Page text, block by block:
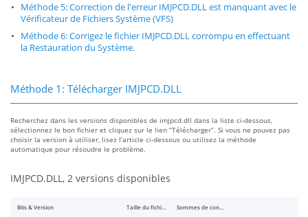
Méthode 5: Correction de l'erreur IMJPCD.DLL est manquant avec le
Vérificateur de Fichiers Système (VFS)
Méthode 6: Corrigez le fichier IMJPCD.DLL corrompu en effectuant
la Restauration du Système.
Méthode 1: Télécharger IMJPCD.DLL
Recherchez dans les versions disponibles de imjpcd.dll dans la liste ci-dessous,
sélectionnez le bon fichier et cliquez sur le lien “Télécharger”. Si vous ne pouvez pas
choisir la version à utiliser, lisez l’article ci-dessous ou utilisez la méthode
automatique pour résoudre le problème.
IMJPCD.DLL, 2 versions disponibles
Bits & Version Taille du fichier Sommes de contrôle